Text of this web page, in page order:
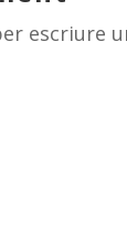
teescriure